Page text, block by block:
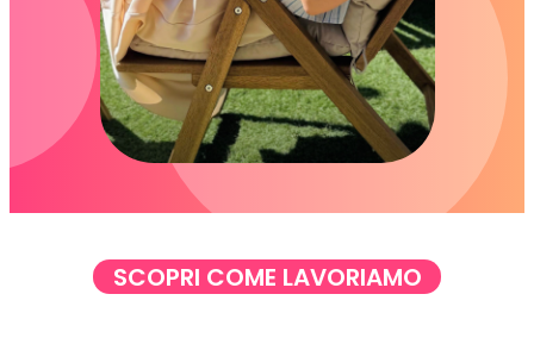
SCOPRI COME LAVORIAMO